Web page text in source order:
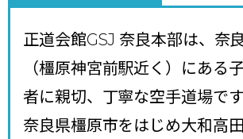
正道会館GSJ 奈良本部は、奈
（橿原神宮前駅近く）にある
者に親切、丁寧な空手道場です
奈良県橿原市をはじめ大和高